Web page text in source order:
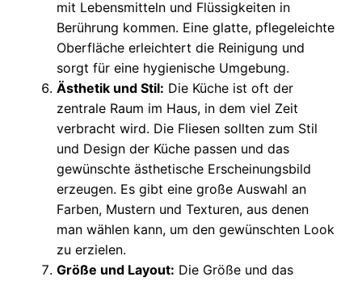
mit Lebensmitteln und Flüssigkeiten in
Berührung kommen. Eine glatte, pflegeleichte
Oberfläche erleichtert die Reinigung und
sorgt für eine hygienische Umgebung.
Ästhetik und Stil: Die Küche ist oft der
zentrale Raum im Haus, in dem viel Zeit
verbracht wird. Die Fliesen sollten zum Stil
und Design der Küche passen und das
gewünschte ästhetische Erscheinungsbild
erzeugen. Es gibt eine große Auswahl an
Farben, Mustern und Texturen, aus denen
man wählen kann, um den gewünschten Look
zu erzielen.
Größe und Layout: Die Größe und das